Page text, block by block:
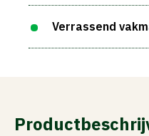
Verrassend